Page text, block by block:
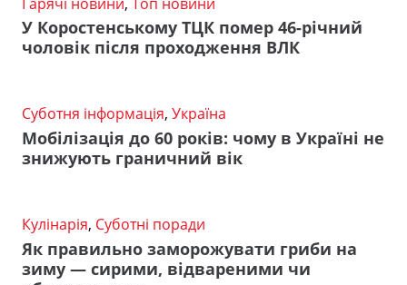
У Коростенському ТЦК помер 46-річний
чоловік після проходження ВЛК
Суботня інформація, Україна
Мобілізація до 60 років: чому в Україні не
знижують граничний вік
Кулінарія, Суботні поради
Як правильно заморожувати гриби на
зиму — сирими, відвареними чи